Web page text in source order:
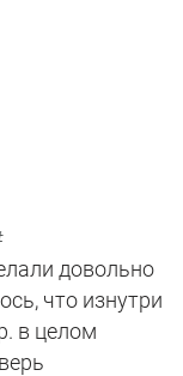
довольно
что изнутри
в целом